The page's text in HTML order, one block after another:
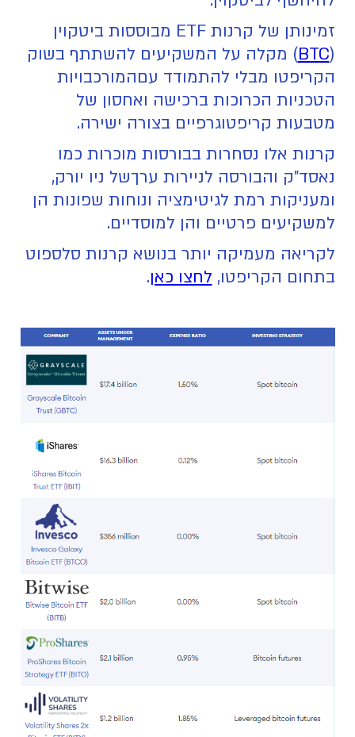
זמינותן של קרנות ETF מבוססות ביטקוין
(
BTC) מקלה על המשקיעים להשתתף בשוק
הקריפטו מבלי להתמודד עםהמורכבויות
הטכניות הכרוכות ברכישה ואחסון של
מטבעות קריפטוגרפיים בצורה ישירה.
קרנות אלו נסחרות בבורסות מוכרות כמו
נאסד"ק והבורסה לניירות ערךשל ניו יורק,
ומעניקות רמת לגיטימציה ונוחות שפונות הן
למשקיעים פרטיים והן למוסדיים.
לקריאה מעמיקה יותר בנושא קרנות סלספוט
בתחום הקריפטו, לחצו כאן.